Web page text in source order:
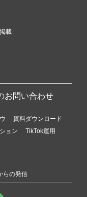
載
お問い合わせ
資料ダウンロード
ョン
TikTok運用
らの発信